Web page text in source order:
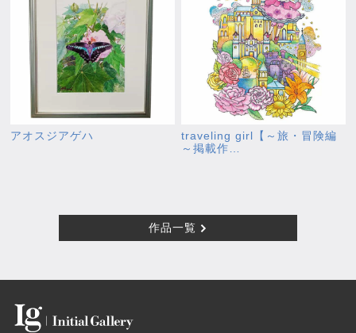
アオスジアゲハ
traveling girl【～旅・冒険編
～掲載作…
作品一覧